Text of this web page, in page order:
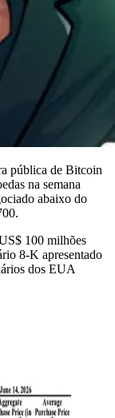
pública de Bitcoin
na semana
abaixo do
100 milhões
8-K apresentado
dos EUA